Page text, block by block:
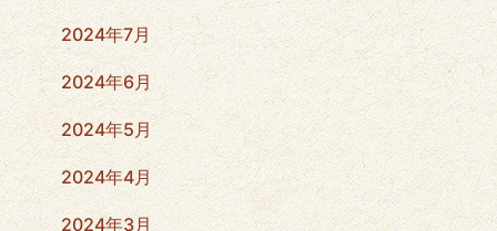
2024年7月
2024年6月
2024年5月
2024年4月
2024年3月